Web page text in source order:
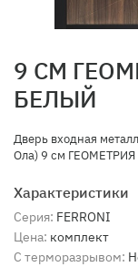
9 СМ
БЕЛЫЙ
Дверь входная
Ола) 9 см
Характеристики
Серия: FERRONI
Цена: комплект
С терморазрывом: